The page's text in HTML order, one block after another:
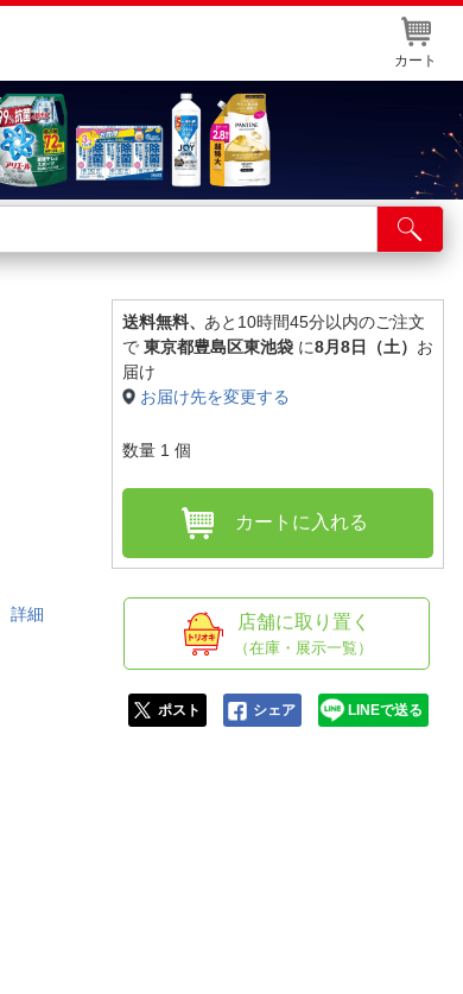
カート
ス
き
詳細
送料無料、 あと10時間45分以内のご注文
で 東京都豊島区東池袋 に8月8日（土） お
届け
お届け先を変更する
数量 1 個
カートに入れる
店舗に取り置く
（在庫・展示一覧）
ポスト シェア LINEで送る